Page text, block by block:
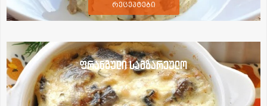
რეცეპტები
ფრანგული სამზარეულო